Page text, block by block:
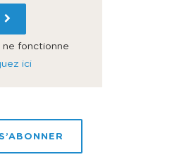
ne fonctionne
ici
S’ABONNER